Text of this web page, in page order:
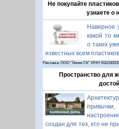
Не покупайте
узнаете о
Наверное
какой то
о таких
известных всем
Реклама: ООО "Линия СК" ИНН
Пространство для
создан для тех, кто не